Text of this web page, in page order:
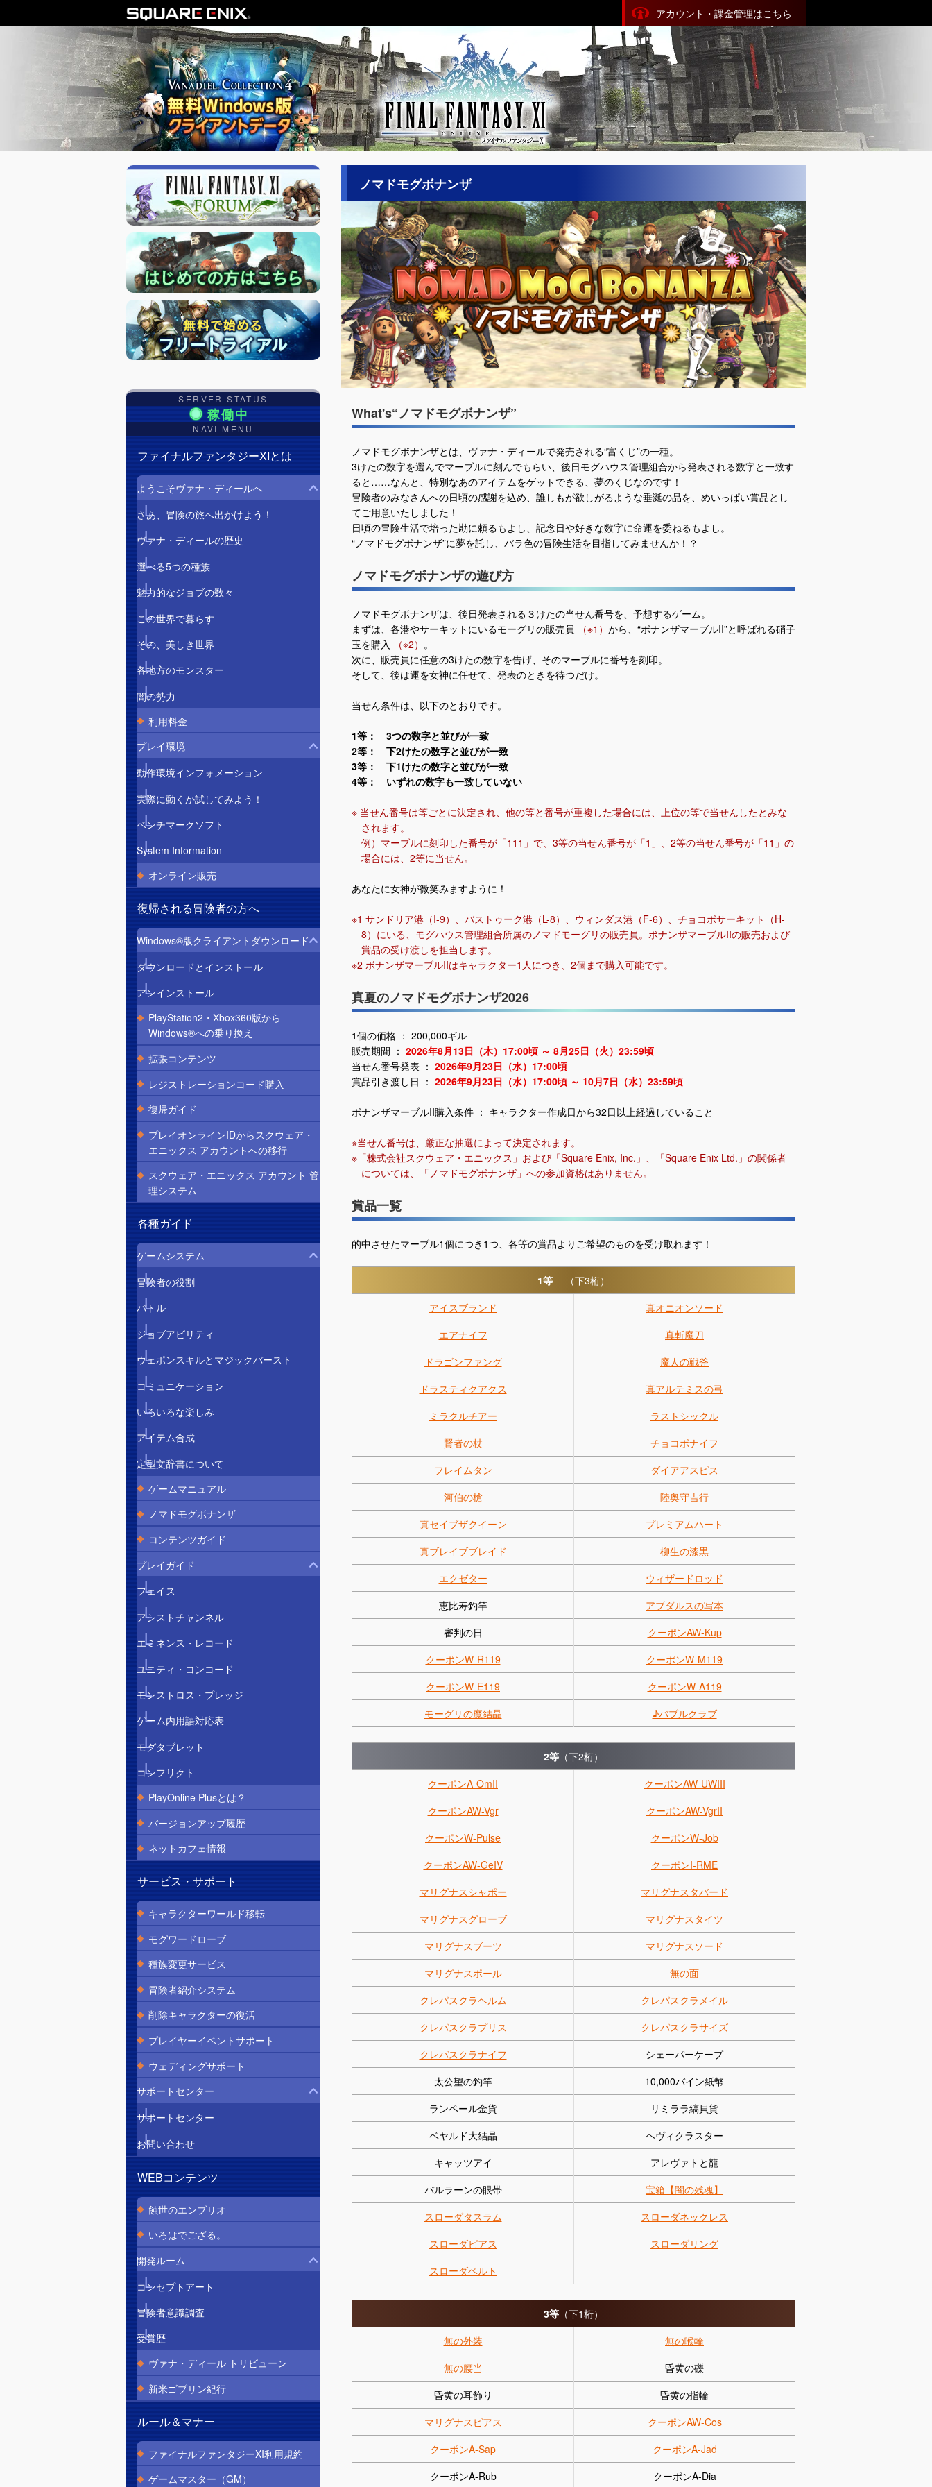
アカウント・課金管理はこちら
SERVER STATUS
NAVI MENU
ファイナルファンタジーXIとは
ようこそヴァナ・ディールへ
さあ、冒険の旅へ出かけよう！
ヴァナ・ディールの歴史
選べる5つの種族
魅力的なジョブの数々
この世界で暮らす
その、美しき世界
各地方のモンスター
闇の勢力
利用料金
プレイ環境
動作環境インフォメーション
実際に動くか試してみよう！
ベンチマークソフト
System Information
オンライン販売
復帰される冒険者の方へ
Windows®版クライアントダウンロード
ダウンロードとインストール
アンインストール
PlayStation2・Xbox360版から
Windows®への乗り換え
拡張コンテンツ
レジストレーションコード購入
復帰ガイド
プレイオンラインIDからスクウェア・
エニックス アカウントへの移行
スクウェア・エニックス アカウント 管
理システム
各種ガイド
ゲームシステム
冒険者の役割
バトル
ジョブアビリティ
ウェポンスキルとマジックバースト
コミュニケーション
いろいろな楽しみ
アイテム合成
定型文辞書について
ゲームマニュアル
ノマドモグボナンザ
コンテンツガイド
プレイガイド
フェイス
アシストチャンネル
エミネンス・レコード
ユニティ・コンコード
モンストロス・プレッジ
ゲーム内用語対応表
モグタブレット
コンフリクト
PlayOnline Plusとは？
バージョンアップ履歴
ネットカフェ情報
サービス・サポート
キャラクターワールド移転
モグワードローブ
種族変更サービス
冒険者紹介システム
削除キャラクターの復活
プレイヤーイベントサポート
ウェディングサポート
サポートセンター
サポートセンター
お問い合わせ
WEBコンテンツ
蝕世のエンブリオ
いろはでござる。
開発ルーム
コンセプトアート
冒険者意識調査
受賞歴
ヴァナ・ディール トリビューン
新米ゴブリン紀行
ルール＆マナー
ファイナルファンタジーXI利用規約
ゲームマスター（GM）
ノマドモグボナンザ
What's“ノマドモグボナンザ”
ノマドモグボナンザとは、ヴァナ・ディールで発売される“富くじ”の一種。
3けたの数字を選んでマーブルに刻んでもらい、後日モグハウス管理組合から発表される数字と一致す
ると……なんと、特別なあのアイテムをゲットできる、夢のくじなのです！
冒険者のみなさんへの日頃の感謝を込め、誰しもが欲しがるような垂涎の品を、めいっぱい賞品とし
てご用意いたしました！
日頃の冒険生活で培った勘に頼るもよし、記念日や好きな数字に命運を委ねるもよし。
“ノマドモグボナンザ”に夢を託し、バラ色の冒険生活を目指してみませんか！？
ノマドモグボナンザの遊び方
ノマドモグボナンザは、後日発表される３けたの当せん番号を、予想するゲーム。
まずは、各港やサーキットにいるモーグリの販売員
（※1） から、“ボナンザマーブルII”と呼ばれる硝子
玉を購入
（※2） 。
次に、販売員に任意の3けたの数字を告げ、そのマーブルに番号を刻印。
そして、後は運を女神に任せて、発表のときを待つだけ。
当せん条件は、以下のとおりです。
1等： 3つの数字と並びが一致
2等： 下2けたの数字と並びが一致
3等： 下1けたの数字と並びが一致
4等： いずれの数字も一致していない
※ 当せん番号は等ごとに決定され、他の等と番号が重複した場合には、上位の等で当せんしたとみな
されます。
例）マーブルに刻印した番号が「111」で、3等の当せん番号が「1」、2等の当せん番号が「11」の
場合には、2等に当せん。
あなたに女神が微笑みますように！
※1 サンドリア港（I-9）、バストゥーク港（L-8）、ウィンダス港（F-6）、チョコボサーキット（H-
8）にいる、モグハウス管理組合所属のノマドモーグリの販売員。ボナンザマーブルIIの販売および
賞品の受け渡しを担当します。
※2 ボナンザマーブルIIはキャラクター1人につき、2個まで購入可能です。
真夏のノマドモグボナンザ2026
1個の価格 ： 200,000ギル
販売期間 ： 2026年8月13日（木）17:00頃 ～ 8月25日（火）23:59頃
当せん番号発表 ： 2026年9月23日（水）17:00頃
賞品引き渡し日 ： 2026年9月23日（水）17:00頃 ～ 10月7日（水）23:59頃
ボナンザマーブルII購入条件 ： キャラクター作成日から32日以上経過していること
※当せん番号は、厳正な抽選によって決定されます。
※「株式会社スクウェア・エニックス」および「Square Enix, Inc.」、「Square Enix Ltd.」の関係者
については、「ノマドモグボナンザ」への参加資格はありません。
賞品一覧
的中させたマーブル1個につき1つ、各等の賞品よりご希望のものを受け取れます！
1等
（下3桁）
アイスブランド
真オニオンソード
エアナイフ
真斬魔刀
ドラゴンファング
魔人の戦斧
ドラスティクアクス
真アルテミスの弓
ミラクルチアー
ラストシックル
賢者の杖
チョコボナイフ
フレイムタン
ダイアアスピス
河伯の槍
陸奥守吉行
真セイブザクイーン
プレミアムハート
真ブレイブブレイド
柳生の漆黒
エクゼター
ウィザードロッド
恵比寿釣竿
アブダルスの写本
審判の日
クーポンAW-Kup
クーポンW-R119
クーポンW-M119
クーポンW-E119
クーポンW-A119
モーグリの魔結晶
♪バブルクラブ
2等 （下2桁）
クーポンA-OmII
クーポンAW-UWIII
クーポンAW-Vgr
クーポンAW-VgrII
クーポンW-Pulse
クーポンW-Job
クーポンAW-GeIV
クーポンI-RME
マリグナスシャポー
マリグナスタバード
マリグナスグローブ
マリグナスタイツ
マリグナスブーツ
マリグナスソード
マリグナスポール
無の面
クレパスクラヘルム
クレパスクラメイル
クレパスクラプリス
クレパスクラサイズ
クレパスクラナイフ
シェーパーケープ
太公望の釣竿
10,000バイン紙幣
ランペール金貨
リミララ縞貝貨
ベヤルド大結晶
ヘヴィクラスター
キャッツアイ
アレヴァトと龍
バルラーンの眼帯
宝箱【闇の残魂】
スローダタスラム
スローダネックレス
スローダピアス
スローダリング
スローダベルト
3等 （下1桁）
無の外装
無の喉輪
無の腰当
昏黄の礫
昏黄の耳飾り
昏黄の指輪
マリグナスピアス
クーポンAW-Cos
クーポンA-Sap
クーポンA-Jad
クーポンA-Rub
クーポンA-Dia